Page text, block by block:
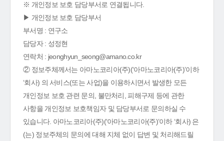
※ 개인정보 보호 담당부서로 연결됩니다.
▶ 개인정보 보호 담당부서
부서명 : 연구소
담당자 : 성정현
연락처 : jeonghyun_seong@amano.co.kr
② 정보주체께서는 아마노코리아(주)(‘아마노코리아(주)’이하
‘회사) 의 서비스(또는 사업)을 이용하시면서 발생한 모든
개인정보 보호 관련 문의, 불만처리, 피해구제 등에 관한
사항을 개인정보 보호책임자 및 담당부서로 문의하실 수
있습니다. 아마노코리아(주)(‘아마노코리아(주)’이하 ‘회사) 은
(는) 정보주체의 문의에 대해 지체 없이 답변 및 처리해드릴